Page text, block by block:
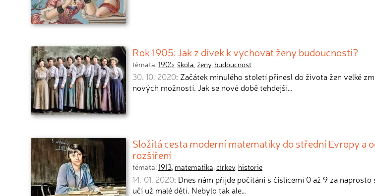
Rok 1905: Jak z dívek k vychovat ženy budoucnosti?
témata:1905, škola, ženy, budoucnost
30. 10. 2020: Začátek minulého století přinesl do života žen velké
nových možností. Jak se nové době tehdejší…
Složitá cesta moderní matematiky do střední Evropy a
rozšíření
témata:1913, matematika,církev, historie
14. 01. 2020: Dnes nám příjde počítání s číslicemi 0 až 9 za
učí už malé děti. Nebylo tak ale…